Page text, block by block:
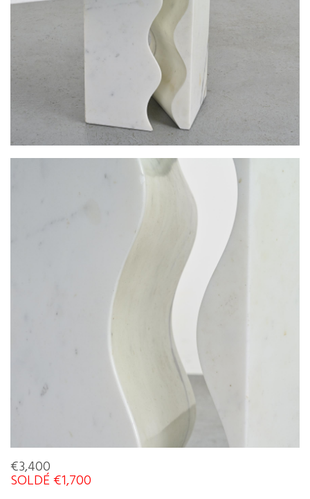
€3,400
SOLDÉ €1,700